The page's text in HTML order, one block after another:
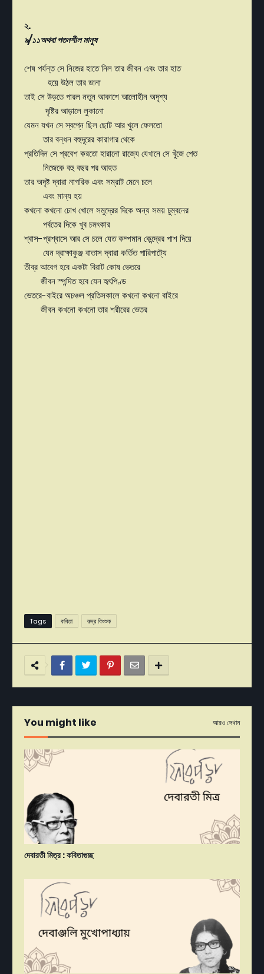
২.
৯/১১অথবা পতনশীল মানুষ
শেষ পর্যন্ত সে নিজের হাতে নিল তার জীবন এবং তার হাত
হয়ে উঠল তার ডানা
তাই সে উড়তে পারল নতুন আকাশে আলোহীন অদৃশ্য
দৃষ্টির আড়ালে লুকানো
যেমন যখন সে স্বপ্নে ছিল ছোট আর খুলে ফেলতো
তার বন্ধন বহুদূরের কারাগার থেকে
প্রতিদিন সে প্রবেশ করতো হারানো রাজ্যে যেখানে সে খুঁজে পেত
নিজেকে বহু বছর পর আহত
তার অদৃষ্ট দ্বারা নাগরিক এবং সম্রাট মেনে চলে
এবং মান্য হয়
কখনো কখনো চোখ খোলে সমুদ্রের দিকে অন্য সময় চুম্বনের
পর্বতের দিকে খুব চমৎকার
শ্বাস-প্রশ্বাসে আর সে চলে যেত কম্পমান কেন্দ্রের পাশ দিয়ে
যেন দ্রাক্ষাকুঞ্জ বাতাস দ্বারা কর্তিত পারিপাট্যে
তীব্র আবেগ হবে একটা বিরাট কোষ ভেতরে
জীবন স্পন্দিত হবে যেন হৃৎপিণ্ড
ভেতরে-বাইরে অচঞ্চল প্রতিসকালে কখনো কখনো বাইরে
জীবন কখনো কখনো তার শরীরের ভেতর
Tags কবিতা রুদ্র কিংশুক
You might like আরও দেখান
দেবারতী মিত্র : কবিতাগুচ্ছ